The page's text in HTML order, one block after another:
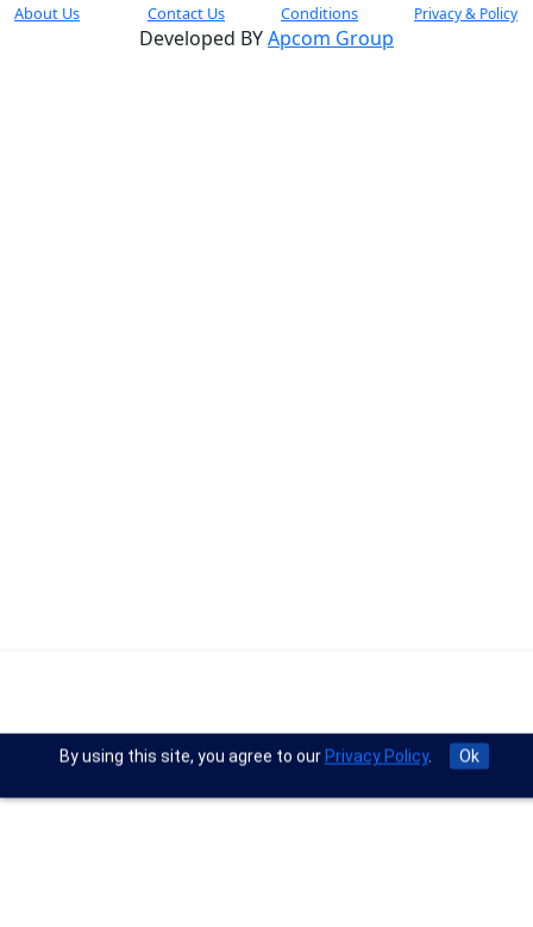
About Us Contact Us Conditions Privacy & Policy
Developed BYApcom Group
By using this site, you agree to our Privacy Policy. Ok